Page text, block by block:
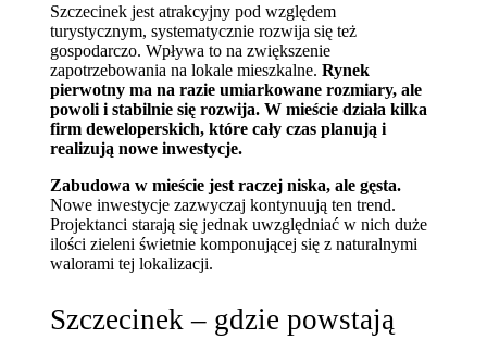
Szczecinek jest atrakcyjny pod względem
turystycznym, systematycznie rozwija się też
gospodarczo. Wpływa to na zwiększenie
zapotrzebowania na lokale mieszkalne.Rynek
pierwotny ma na razie umiarkowane rozmiary, ale
powoli i stabilnie się rozwija. W mieście działa kilka
firm deweloperskich, które cały czas planują i
realizują nowe inwestycje.
Zabudowa w mieście jest raczej niska, ale gęsta.
Nowe inwestycje zazwyczaj kontynuują ten trend.
Projektanci starają się jednak uwzględniać w nich duże
ilości zieleni świetnie komponującej się z naturalnymi
walorami tej lokalizacji.
Szczecinek – gdzie powstają